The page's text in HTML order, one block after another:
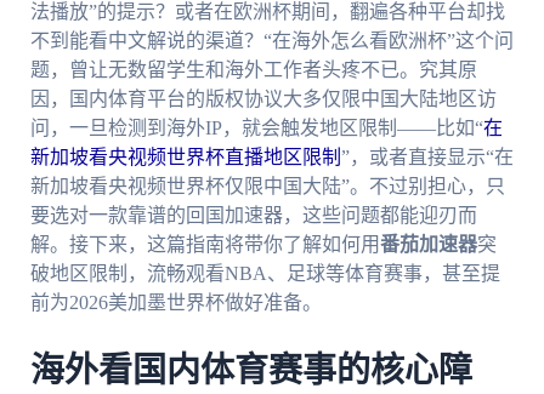
法播放”的提示？或者在欧洲杯期间，翻遍各种平台却找
不到能看中文解说的渠道？“在海外怎么看欧洲杯”这个问
题，曾让无数留学生和海外工作者头疼不已。究其原
因，国内体育平台的版权协议大多仅限中国大陆地区访
问，一旦检测到海外IP，就会触发地区限制——比如“在
新加坡看央视频世界杯直播地区限制 ”，或者直接显示“在
新加坡看央视频世界杯仅限中国大陆”。不过别担心，只
要选对一款靠谱的回国加速器，这些问题都能迎刃而
解。接下来，这篇指南将带你了解如何用番茄加速器突
破地区限制，流畅观看NBA、足球等体育赛事，甚至提
前为2026美加墨世界杯做好准备。
海外看国内体育赛事的核心障